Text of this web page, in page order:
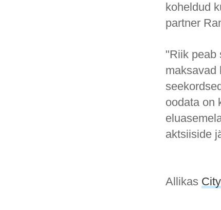
koheldud
partner
"Riik peab
maksavad
oodata on
aktsiiside
Allikas